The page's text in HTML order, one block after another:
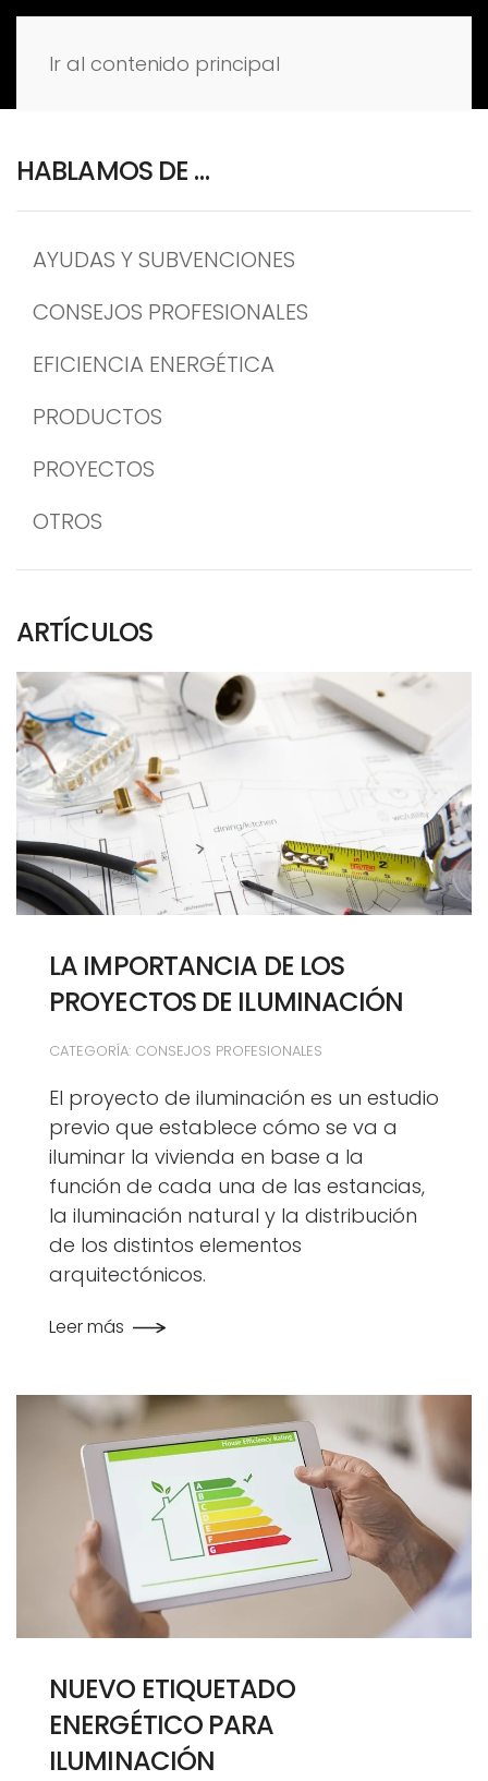
Ir al contenido principal
HABLAMOS DE …
AYUDAS Y SUBVENCIONES
CONSEJOS PROFESIONALES
EFICIENCIA ENERGÉTICA
PRODUCTOS
PROYECTOS
OTROS
ARTÍCULOS
LA IMPORTANCIA DE LOS
PROYECTOS DE ILUMINACIÓN
CATEGORÍA: CONSEJOS PROFESIONALES
El proyecto de iluminación es un estudio
previo que establece cómo se va a
iluminar la vivienda en base a la
función de cada una de las estancias,
la iluminación natural y la distribución
de los distintos elementos
arquitectónicos.
Leer más
NUEVO ETIQUETADO
ENERGÉTICO PARA
ILUMINACIÓN